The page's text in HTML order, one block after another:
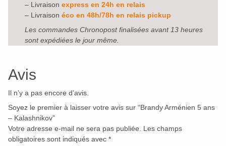
– Livraison express en 24h en relais
– Livraison éco en 48h/78h en relais pickup
Les commandes Chronopost finalisées avant 13 heures
sont expédiées le jour même.
Avis
Il n’y a pas encore d’avis.
Soyez le premier à laisser votre avis sur “Brandy Arménien 5 ans
– Kalashnikov”
Votre adresse e-mail ne sera pas publiée.
Les champs
obligatoires sont indiqués avec *